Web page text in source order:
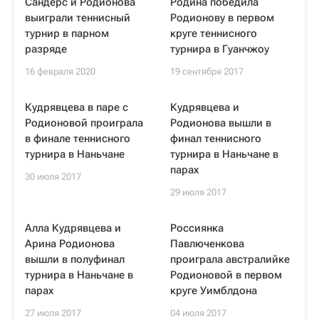
выиграли теннисный
турнир в парном
разряде
16 февраля 2020
Родионову в первом
круге теннисного
турнира в Гуанчжоу
19 сентября 2017
Кудрявцева в паре с
Родионовой проиграла
в финале теннисного
турнира в Наньчане
30 июля 2017
Кудрявцева и
Родионова вышли в
финал теннисного
турнира в Наньчане в
парах
29 июля 2017
Алла Кудрявцева и
Арина Родионова
вышли в полуфинал
турнира в Наньчане в
парах
27 июля 2017
Россиянка
Павлюченкова
проиграла австралийке
Родионовой в первом
круге Уимблдона
04 июля 2017